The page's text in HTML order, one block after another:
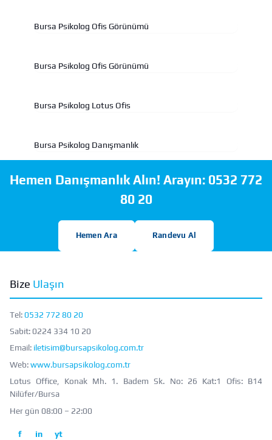
Bursa Psikolog Ofis Görünümü
Bursa Psikolog Ofis Görünümü
Bursa Psikolog Lotus Ofis
Bursa Psikolog Danışmanlık
Hemen Danışmanlık Alın! Arayın: 0532 772
80 20
Hemen Ara Randevu Al
Bize Ulaşın
Tel:0532 772 80 20
Sabit:0224 334 10 20
Email: iletisim@bursapsikolog.com.tr
Web:www.bursapsikolog.com.tr
Lotus Office, Konak Mh. 1. Badem Sk. No: 26 Kat:1 Ofis: B14
Nilüfer/Bursa
Her gün 08:00 – 22:00
f in yt